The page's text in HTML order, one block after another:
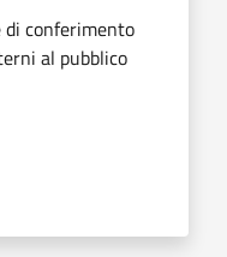
di conferimento
al pubblico